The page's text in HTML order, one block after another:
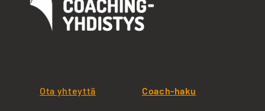
Ota yhteyttä Coach-haku